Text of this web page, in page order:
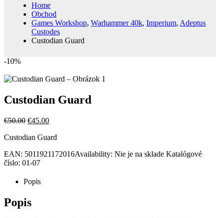
Home
Obchod
Games Workshop, Warhammer 40k, Imperium, Adeptus
Custodes
Custodian Guard
-10%
Custodian Guard
€50.00 Pôvodná
bola:
€45.00Aktuálna
je:
Custodian Guard
EAN: 5011921172016Availability: Nie je na sklade Katalógové
číslo: 01-07
Popis
Popis